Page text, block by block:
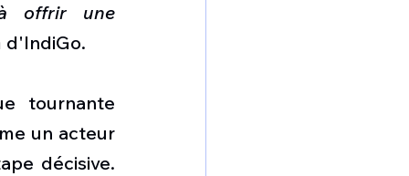
offrir une
d'IndiGo.
tournante
un acteur
décisive.